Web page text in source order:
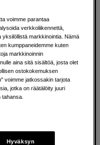
jo vuodesta
yli 40 vuoden ajan
visioitaan.
ja tuotteita
videokuvauksen ja
työkaluilla ideat
sinua valitsemaan
voimme parantaa
verkkoliikennettä,
markkinointia. Nämä
kumppaneidemme kuten
markkinoinnin
aina sitä sisältöä, josta olet
ostokokemuksen
voimme jatkossakin tarjota
jotka on räätälöity juuri
Hyväksyn